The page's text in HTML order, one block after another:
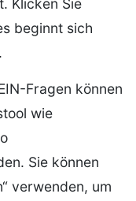
beginnt sich
Fragen können
wie
Sie können
verwenden, um